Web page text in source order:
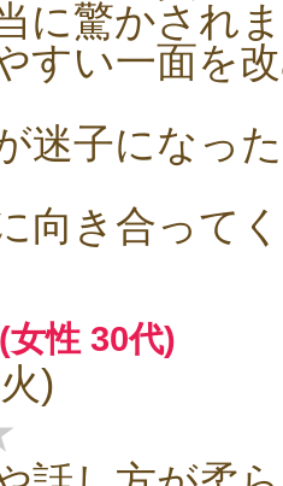
に驚かされ
すい一面を
迷子になっ
向き合って
女性 30代)
)